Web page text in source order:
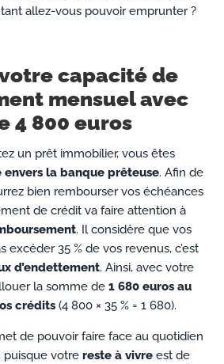
allez-vous pouvoir emprunter ?
capacité de
mensuel avec
4 800 euros
un prêt immobilier, vous êtes
envers la banque prêteuse. Afin de
bien rembourser vos échéances
de crédit va faire attention à
. Il considère que vos
excéder 35 % de vos revenus, c’est
d’endettement. Ainsi, avec votre
la somme de 1 680 euros au
crédits (4 800 × 35 % = 1 680).
de pouvoir faire face au quotidien
puisque votre reste à vivre est de